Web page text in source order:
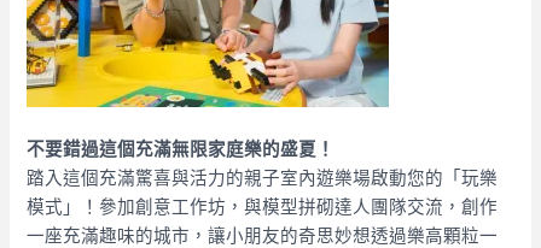
不要錯過這個充滿無限家庭樂的盛夏！
踏入這個充滿驚喜與活力的親子室內遊樂場啟動您的「玩樂
模式」！參加創意工作坊，與模型拼砌達人團隊交流，創作
一座充滿趣味的城市，讓小朋友的奇思妙想透過樂高顆粒一